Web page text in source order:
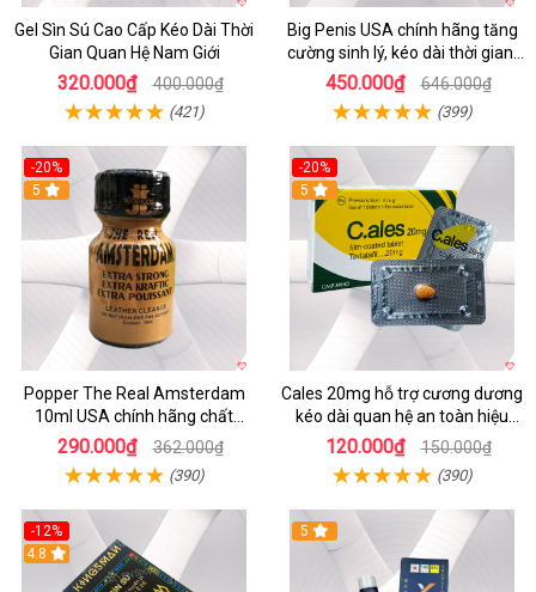
Gel Sìn Sú Cao Cấp Kéo Dài Thời
Gian Quan Hệ Nam Giới
320.000₫ 400.000₫
(421)
Big Penis USA chính hãng tăng
cường sinh lý, kéo dài thời gian,
chống xuất tinh sớm
450.000₫ 646.000₫
(399)
-20%
5
Popper The Real Amsterdam
10ml USA chính hãng chất
lượng cao
290.000₫ 362.000₫
(390)
-20%
5
Cales 20mg hỗ trợ cương dương
kéo dài quan hệ an toàn hiệu
quả
120.000₫ 150.000₫
(390)
-12%
Hot
4.8
5